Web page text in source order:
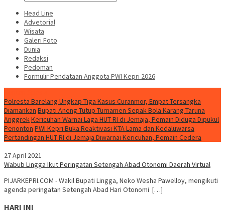
Head Line
Advetorial
Wisata
Galeri Foto
Dunia
Redaksi
Pedoman
Formulir Pendataan Anggota PWI Kepri 2026
Polresta Barelang Ungkap Tiga Kasus Curanmor, Empat Tersangka
Diamankan Bupati Aneng Tutup Turnamen Sepak Bola Karang Taruna
AnggrekKericuhan Warnai Laga HUT RI di Jemaja, Pemain Diduga Dipukul
Penonton PWI Kepri Buka Reaktivasi KTA Lama dan Kedaluwarsa
Pertandingan HUT RI di Jemaja Diwarnai Kericuhan, Pemain Cedera
27 April 2021
Wabub Lingga Ikut Peringatan Setengah Abad Otonomi Daerah Virtual
PIJARKEPRI.COM - Wakil Bupati Lingga, Neko Wesha Pawelloy, mengikuti
agenda peringatan Setengah Abad Hari Otonomi […]
HARI INI